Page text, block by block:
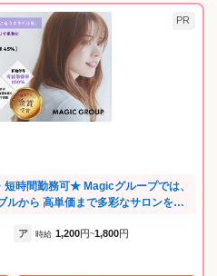
PR
時間勤務可★ Magicグループでは、
ルから 高単価まで多彩なサロンを展
予約制でじっくり、 ライフステージ
す。 あなたの「今」に最適なスタイ
ア 時給 1,200円~1,800円